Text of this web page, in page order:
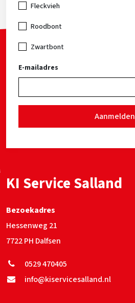
Fleckvieh
Roodbont
Zwartbont
E-mailadres
Aanmelden
KI Service Salland
Bezoekadres
Hessenweg 21
7722 PH Dalfsen
0529 470405
info@kiservicesalland.nl